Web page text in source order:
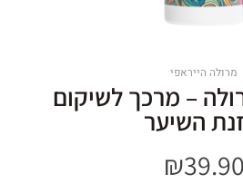
מרולה הייראפי
– מרכך לשיקום
השיער
₪39.90